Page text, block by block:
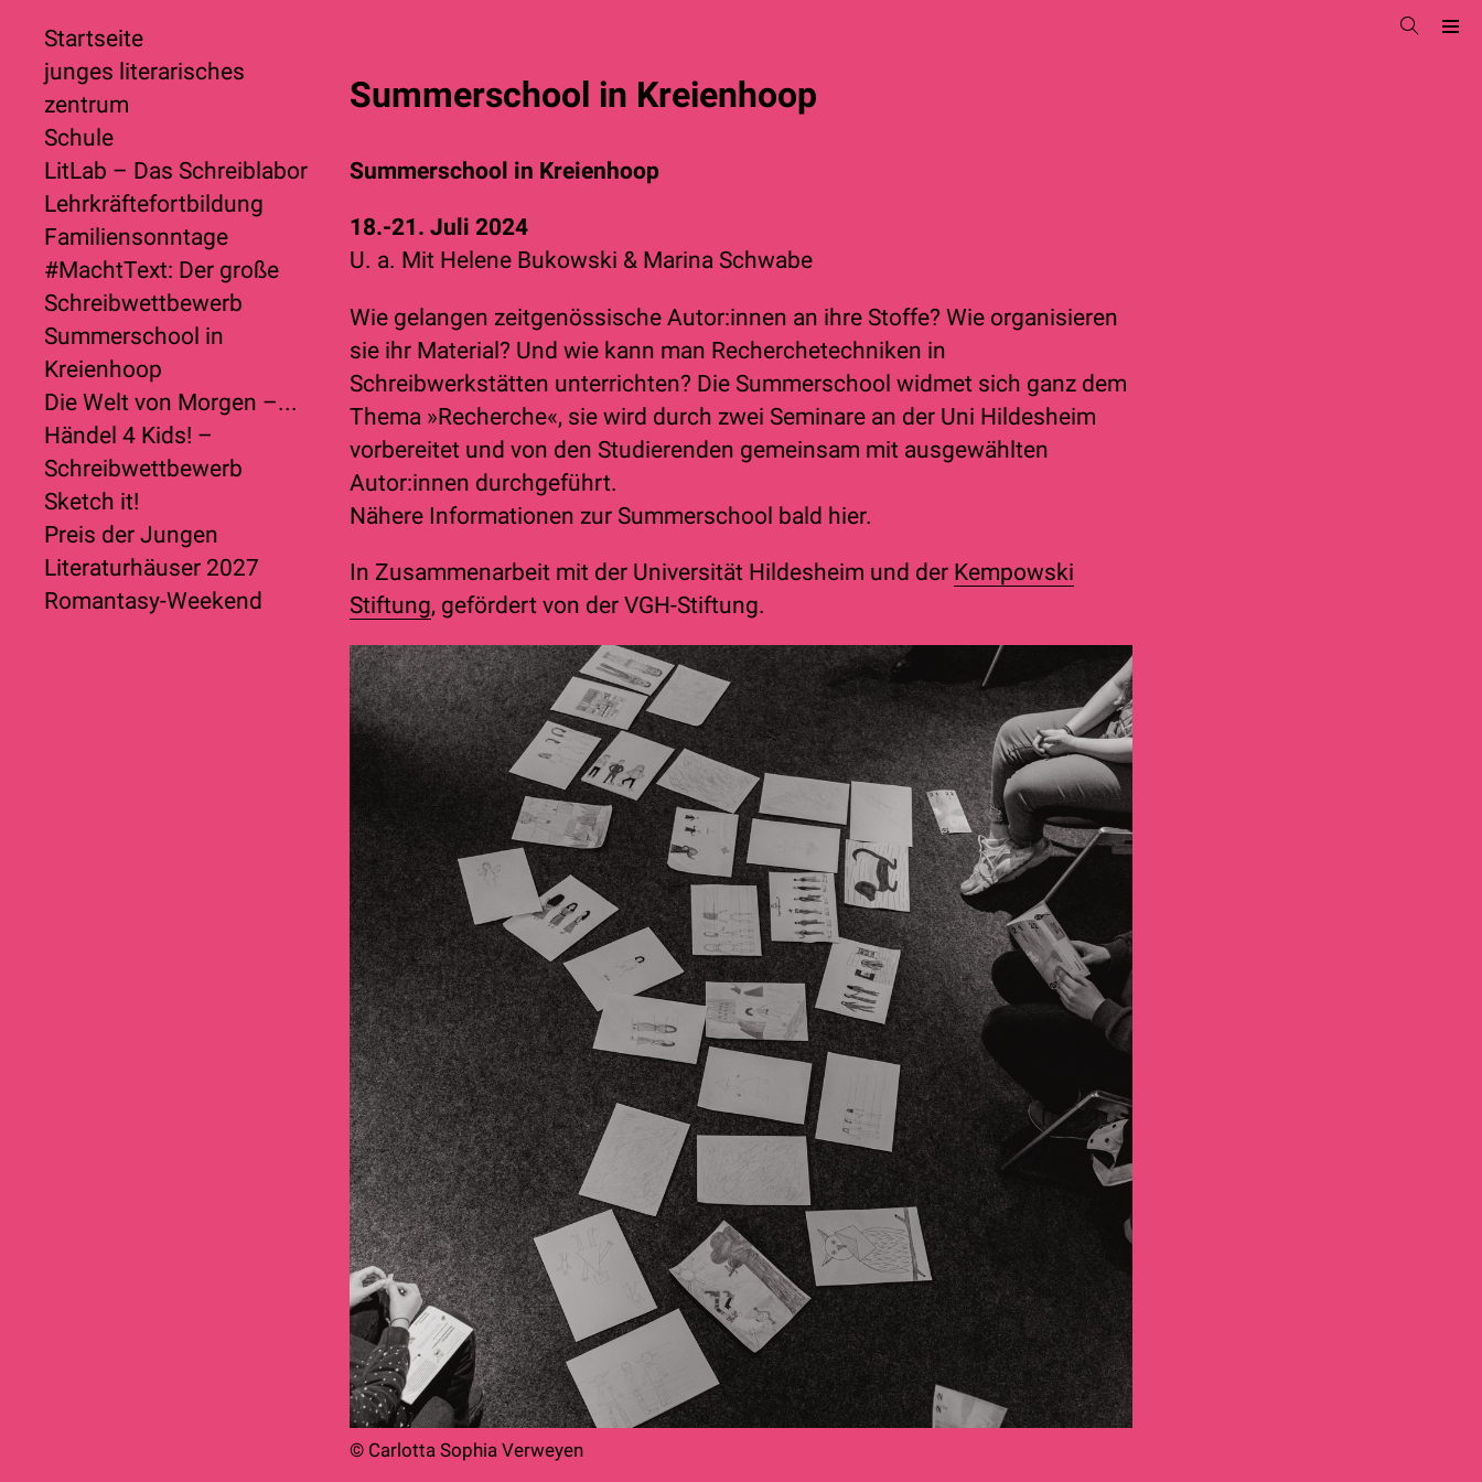
Startseite
junges literarisches
zentrum
Schule
LitLab – Das Schreiblabor
Lehrkräftefortbildung
Familiensonntage
#MachtText: Der große
Schreibwettbewerb
Summerschool in
Kreienhoop
Die Welt von Morgen –...
Händel 4 Kids! –
Schreibwettbewerb
Sketch it!
Preis der Jungen
Literaturhäuser 2027
Romantasy-Weekend
Summerschool in Kreienhoop
Summerschool in Kreienhoop
18.-21. Juli 2024
U. a. Mit Helene Bukowski & Marina Schwabe
Wie gelangen zeitgenössische Autor:innen an ihre Stoffe? Wie organisieren
sie ihr Material? Und wie kann man Recherchetechniken in
Schreibwerkstätten unterrichten? Die Summerschool widmet sich ganz dem
Thema »Recherche«, sie wird durch zwei Seminare an der Uni Hildesheim
vorbereitet und von den Studierenden gemeinsam mit ausgewählten
Autor:innen durchgeführt.
Nähere Informationen zur Summerschool bald hier.
In Zusammenarbeit mit der Universität Hildesheim und der Kempowski
Stiftung, gefördert von der VGH-Stiftung.
© Carlotta Sophia Verweyen